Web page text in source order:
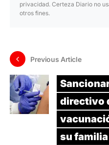
privacidad. Certeza Diario no
otros fines.
Previous Article
directivo
su familia